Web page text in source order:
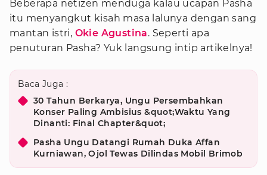
Beberapa netizen menduga kalau ucapan Pasha
itu menyangkut kisah masa lalunya dengan sang
mantan istri, Okie Agustina. Seperti apa
penuturan Pasha? Yuk langsung intip artikelnya!
Baca Juga :
30 Tahun Berkarya, Ungu Persembahkan
Konser Paling Ambisius &quot;Waktu Yang
Dinanti: Final Chapter&quot;
Pasha Ungu Datangi Rumah Duka Affan
Kurniawan, Ojol Tewas Dilindas Mobil Brimob